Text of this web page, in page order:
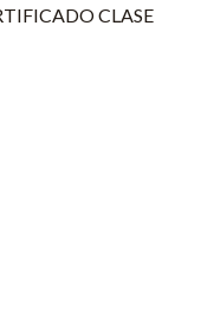
CLASE